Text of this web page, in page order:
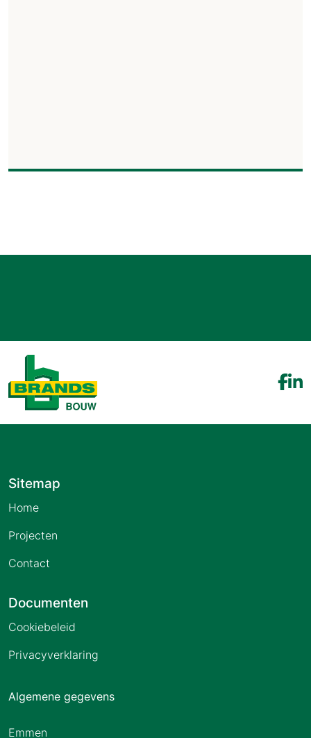
Sitemap
Home
Projecten
Contact
Documenten
Cookiebeleid
Privacyverklaring
Algemene gegevens
Emmen